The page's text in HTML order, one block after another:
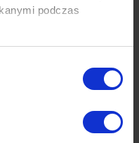
podczas